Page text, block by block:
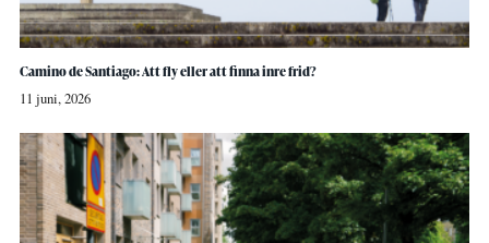
Camino de Santiago: Att fly eller att finna inre frid?
11 juni, 2026